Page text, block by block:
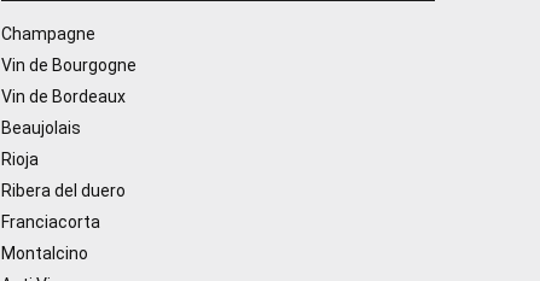
Champagne
Vin de Bourgogne
Vin de Bordeaux
Beaujolais
Rioja
Ribera del duero
Franciacorta
Montalcino